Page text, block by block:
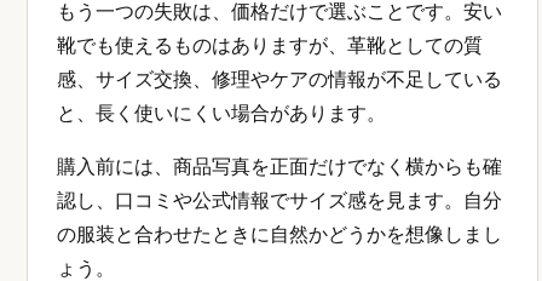
もう一つの失敗は、価格だけで選ぶことです。安い
靴でも使えるものはありますが、革靴としての質
感、サイズ交換、修理やケアの情報が不足している
と、長く使いにくい場合があります。
購入前には、商品写真を正面だけでなく横からも確
認し、口コミや公式情報でサイズ感を見ます。自分
の服装と合わせたときに自然かどうかを想像しまし
ょう。